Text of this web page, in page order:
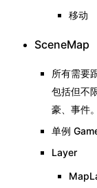
移动
SceneMap
所有需要
包括但不
豪、事件。
单例
Layer